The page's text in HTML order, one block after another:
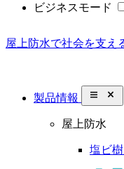
ビジネスモード
屋上防水で社会を支え
製品情報 close_small
屋上防水
塩ビ